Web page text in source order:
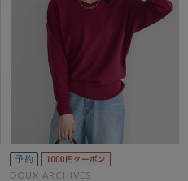
DOUX ARCHIVES